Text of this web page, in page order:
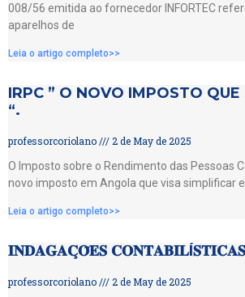
008/56 emitida ao fornecedor INFORTEC
aparelhos de
Leia o artigo completo>>
IRPC ” O NOVO IMPOSTO
“.
professorcoriolano
2 de May de 2025
O Imposto sobre o Rendimento das Pessoas
novo imposto em Angola que visa simplificar
Leia o artigo completo>>
𝐈𝐍𝐃𝐀𝐆𝐀𝐂̧𝐎̃𝐄𝐒 𝐂𝐎𝐍𝐓𝐀𝐁𝐈𝐋Í𝐒𝐓𝐈𝐂𝐀𝐒
professorcoriolano
2 de May de 2025